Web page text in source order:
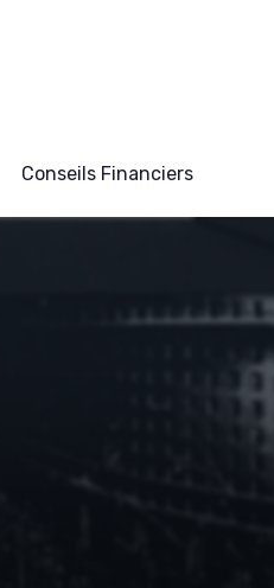
Conseils Financiers